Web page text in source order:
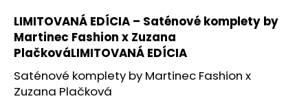
LIMITOVANÁ EDÍCIA – Saténové komplety by
Martinec Fashion x Zuzana
PlačkováLIMITOVANÁ EDÍCIA
Saténové komplety by Martinec Fashion x
Zuzana Plačková
á
j
s
ť
?